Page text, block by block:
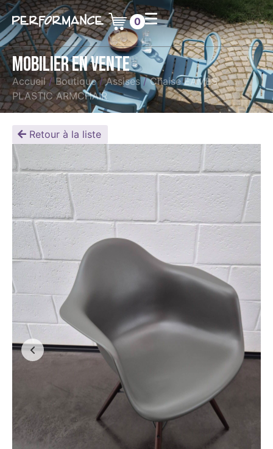
0
Mobilier en vente
Accueil / Boutique / Assises / Chaise EAMES
PLASTIC ARMCHAIR
Retour à la liste